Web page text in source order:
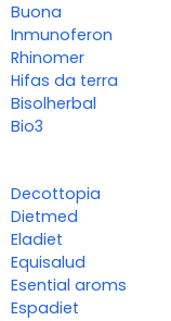
Buona
Inmunoferon
Rhinomer
Hifas da terra
Bisolherbal
Bio3
Decottopia
Dietmed
Eladiet
Equisalud
Esential aroms
Espadiet